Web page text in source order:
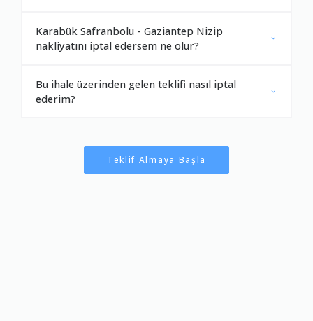
Karabük Safranbolu - Gaziantep Nizip
nakliyatını iptal edersem ne olur?
Bu ihale üzerinden gelen teklifi nasıl iptal
ederim?
Teklif Almaya Başla